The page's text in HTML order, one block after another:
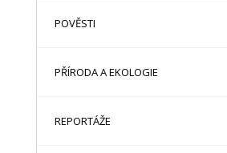
POVĚSTI
PŘÍRODA A EKOLOGIE
REPORTÁŽE